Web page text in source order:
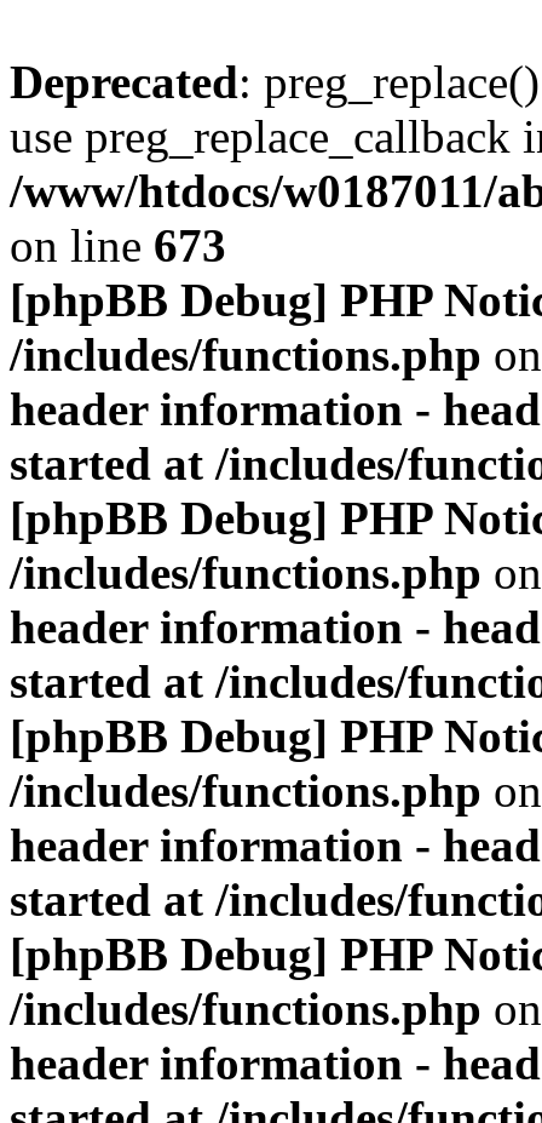
Deprecated:
use preg_replace_callback
/www/htdocs/w0187011/
on line 673
[phpBB Debug] PHP
/includes/functions.php
header information -
started at /includes/
[phpBB Debug] PHP
/includes/functions.php
header information -
started at /includes/
[phpBB Debug] PHP
/includes/functions.php
header information -
started at /includes/
[phpBB Debug] PHP
/includes/functions.php
header information -